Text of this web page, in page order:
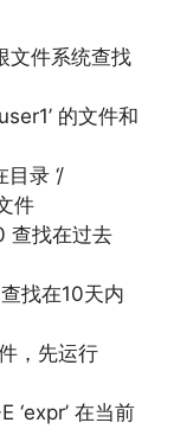
文件系统查找
的文件和
录 ‘/
件
找在过去
找在10天内
，先运行
‘expr’ 在当前